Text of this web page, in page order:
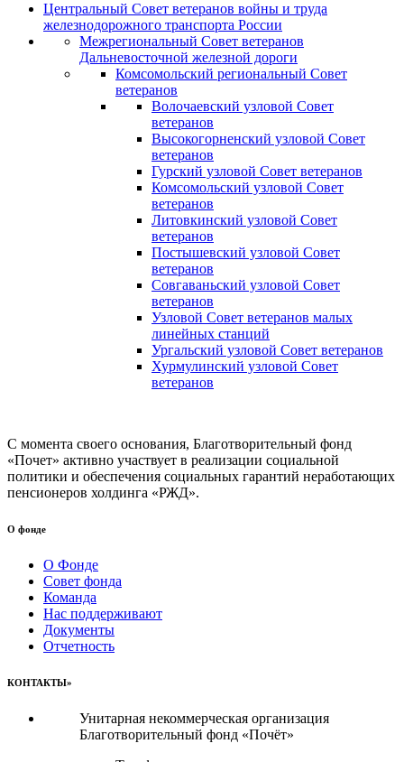
Центральный Совет ветеранов войны и труда
железнодорожного транспорта России
Межрегиональный Совет ветеранов
Дальневосточной железной дороги
Комсомольский региональный Совет
ветеранов
Волочаевский узловой Совет
ветеранов
Высокогорненский узловой Совет
ветеранов
Гурский узловой Совет ветеранов
Комсомольский узловой Совет
ветеранов
Литовкинский узловой Совет
ветеранов
Постышевский узловой Совет
ветеранов
Совгаваньский узловой Совет
ветеранов
Узловой Совет ветеранов малых
линейных станций
Ургальский узловой Совет ветеранов
Хурмулинский узловой Совет
ветеранов
С момента своего основания, Благотворительный фонд
«Почет» активно участвует в реализации социальной
политики и обеспечения социальных гарантий неработающих
пенсионеров холдинга «РЖД».
О фонде
О Фонде
Совет фонда
Команда
Нас поддерживают
Документы
Отчетность
КОНТАКТЫ»
Унитарная некоммерческая организация
Благотворительный фонд «Почёт»